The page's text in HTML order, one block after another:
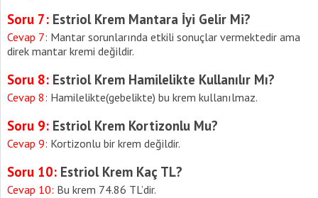
Soru 7: Estriol Krem Mantara İyi Gelir Mi?
Cevap 7: Mantar sorunlarında etkili sonuçlar vermektedir ama
direk mantar kremi değildir.
Soru 8: Estriol Krem Hamilelikte Kullanılır Mı?
Cevap 8: Hamilelikte(gebelikte) bu krem kullanılmaz.
Soru 9: Estriol Krem Kortizonlu Mu?
Cevap 9: Kortizonlu bir krem değildir.
Soru 10: Estriol Krem Kaç TL?
Cevap 10: Bu krem 74.86 TL’dir.